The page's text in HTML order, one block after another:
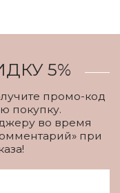
5%
промо-код
покупку.
во время
при